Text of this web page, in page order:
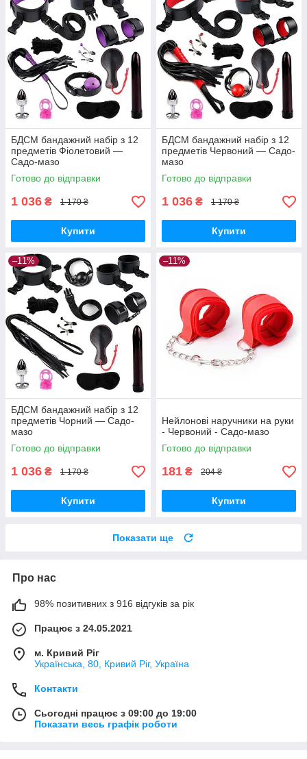
БДСМ бандажний набір з 12
предметів Фіолетовий —
Садо-мазо
Готово до відправки
1 036 ₴ 1 170 ₴
Купити
БДСМ бандажний набір з 12
предметів Червоний — Садо-
мазо
Готово до відправки
1 036 ₴ 1 170 ₴
Купити
–11%
БДСМ бандажний набір з 12
предметів Чорний — Садо-
мазо
Готово до відправки
1 036 ₴ 1 170 ₴
Купити
–11%
Нейлонові наручники на руки
- Червоний - Садо-мазо
Готово до відправки
181 ₴ 204 ₴
Купити
Показати ще
Про нас
98% позитивних з 916 відгуків за рік
Працює з 24.05.2021
м. Кривий Ріг
Українська, 80, Кривий Ріг, Україна
Контакти
Сьогодні працює з 09:00 до 19:00
Показати весь графік роботи